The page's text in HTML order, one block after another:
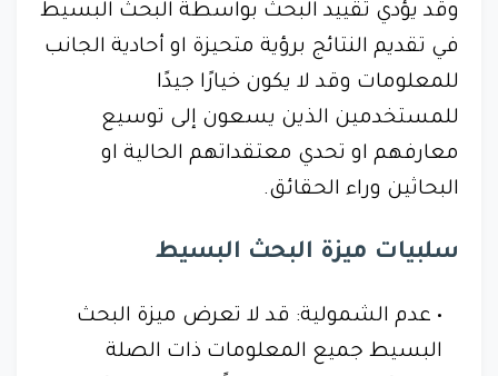
وقد يؤدي تقييد البحث بواسطة البحث البسيط
في تقديم النتائج برؤية متحيزة او أحادية الجانب
للمعلومات وقد لا يكون خيارًا جيدًا
للمستخدمين الذين يسعون إلى توسيع
معارفهم او تحدي معتقداتهم الحالية او
البحاثين وراء الحقائق.
سلبيات ميزة البحث البسيط
عدم الشمولية: قد لا تعرض ميزة البحث
البسيط جميع المعلومات ذات الصلة